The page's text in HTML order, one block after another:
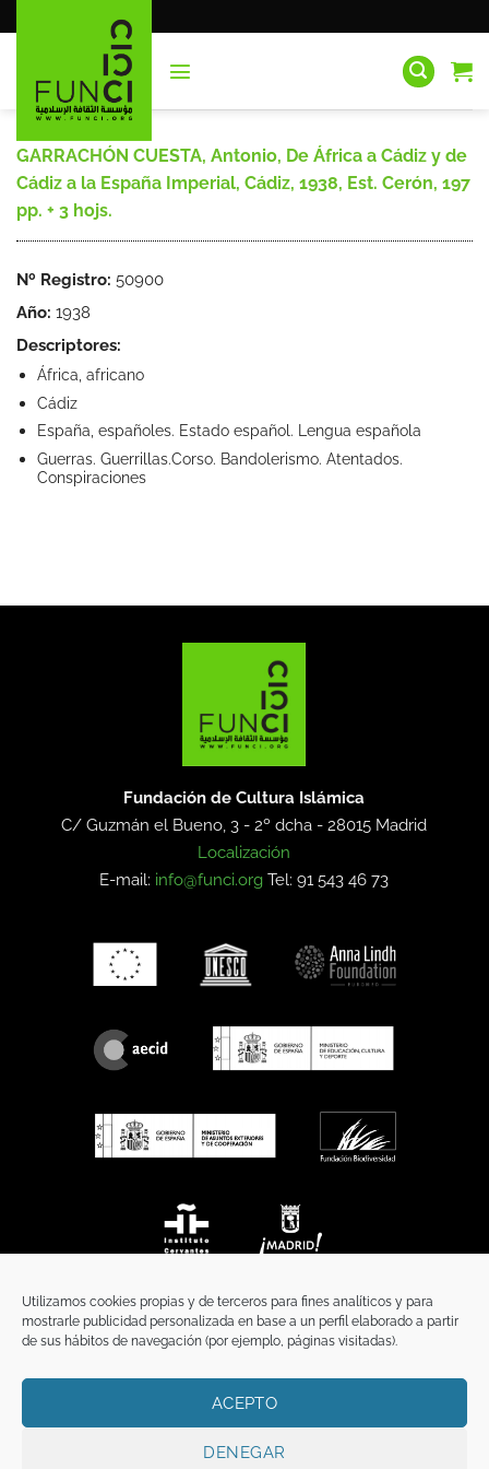
Utilizamos cookies propias y de terceros para fines analíticos y para
mostrarle publicidad personalizada en base a un perfil elaborado a partir
de sus hábitos de navegación (por ejemplo, páginas visitadas).
ACEPTO
DENEGAR
al
GARRACHÓN CUESTA, Antonio, De África a Cádiz y de
Cádiz a la España Imperial, Cádiz, 1938, Est. Cerón, 197
pp. + 3 hojs.
Nº Registro: 50900
Año: 1938
Descriptores:
África, africano
Cádiz
España, españoles. Estado español. Lengua española
Guerras. Guerrillas.Corso. Bandolerismo. Atentados.
Conspiraciones
Fundación de Cultura Islámica
C/ Guzmán el Bueno, 3 - 2º dcha -28015 Madrid
Localización
E-mail: info@funci.org Tel: 91 543 46 73
TÉRMINOS Y CONDICIONES